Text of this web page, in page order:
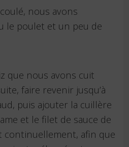
nous avons
le poulet et un peu de
que nous avons cuit
faire revenir jusqu’à
puis ajouter la cuillère
et le filet de sauce de
continuellement, afin que